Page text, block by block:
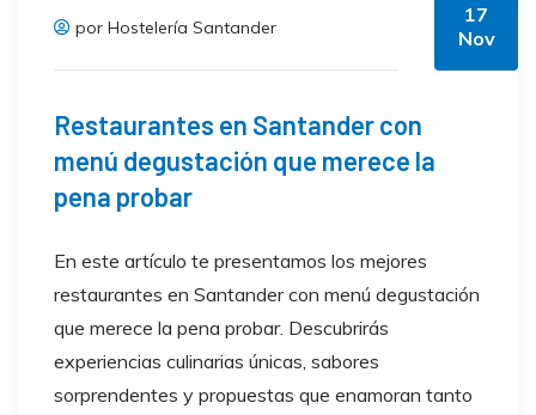
por Hostelería Santander
17
Nov
Restaurantes en Santander con
menú degustación que merece la
pena probar
En este artículo te presentamos los mejores
restaurantes en Santander con menú degustación
que merece la pena probar. Descubrirás
experiencias culinarias únicas, sabores
sorprendentes y propuestas que enamoran tanto